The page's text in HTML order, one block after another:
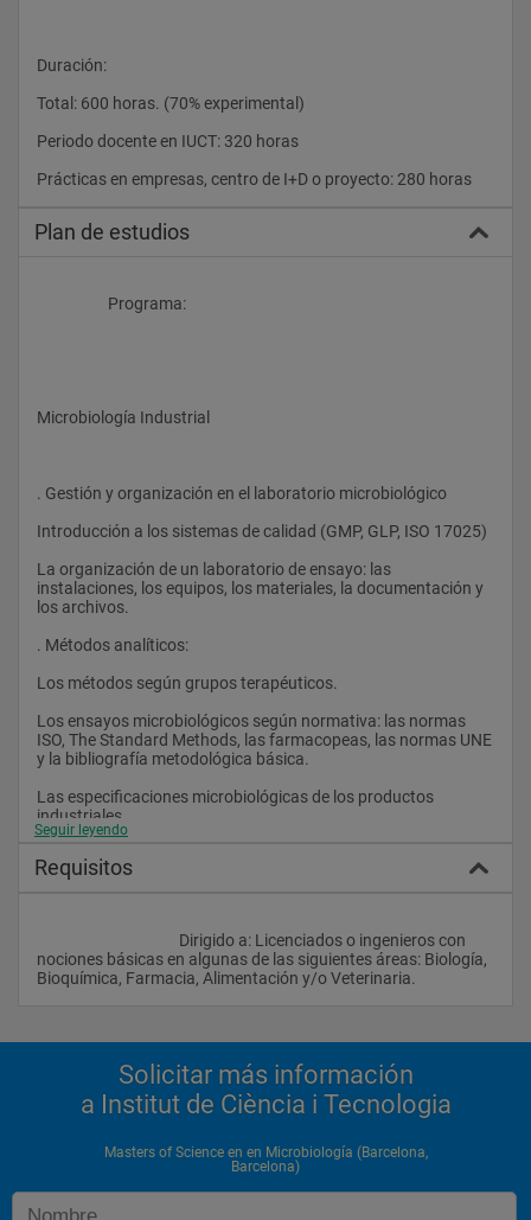
Duración:
Total: 600 horas. (70% experimental)
Periodo docente en IUCT: 320 horas
Plan de estudios
                    Programa:
Microbiología Industrial
. Gestión y organización en el laboratorio microbiológico
Introducción a los sistemas de calidad (GMP, GLP, ISO 17025)
La organización de un laboratorio de ensayo: las
instalaciones, los equipos, los materiales, la documentación y
los archivos.
. Métodos analíticos:
Los métodos según grupos terapéuticos.
Los ensayos microbiológicos según normativa: las normas
ISO, The Standard Methods, las farmacopeas, las normas UNE
y la bibliografía metodológica básica.
Las especificaciones microbiológicas de los productos
industriales.
Cualificación de los equipos: DQ, IQ, OQ, PQ.
La validación del método microbiológico
Aislamientos/caracterizaciones
La valoración de los antibióticos
El test de esterilidad
Seguir leyendo
Requisitos
nociones básicas en algunas de las siguientes áreas: Biología,
Bioquímica, Farmacia, Alimentación y/o Veterinaria.
Solicitar más información
a Institut de Ciència i Tecnologia
Masters of Science en en Microbiología (Barcelona,
Barcelona)